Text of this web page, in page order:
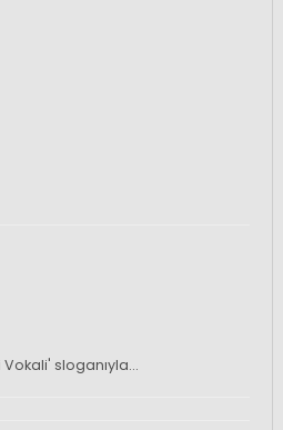
Vokali' sloganıyla…